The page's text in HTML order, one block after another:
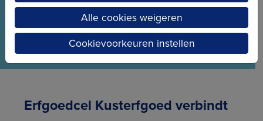
Erfgoedcel Kusterfgoed verbindt
Alle cookies weigeren
Cookievoorkeuren instellen